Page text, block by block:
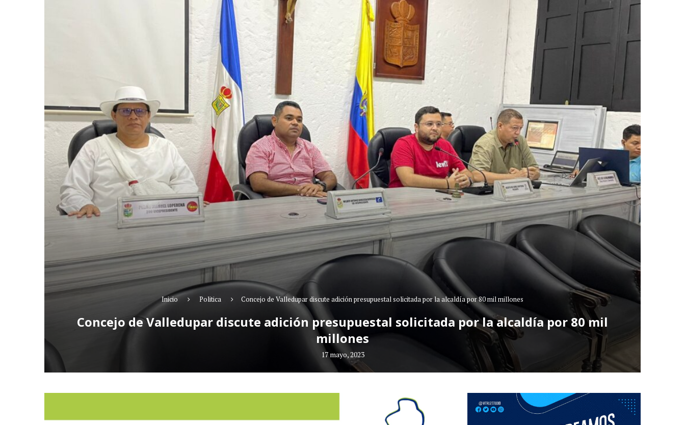
Inicio Politica Concejo de Valledupar discute adición presupuestal solicitada por la alcaldía por 80 mil millones
Concejo de Valledupar discute adición presupuestal solicitada por la alcaldía por 80 mil
millones
17 mayo, 2023